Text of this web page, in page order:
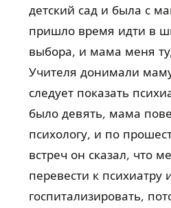
детский сад и была с
пришло время идти в
выбора, и мама меня
Учителя донимали
следует показать
было девять, мама
психологу, и по
встреч он сказал, что
перевести к психиатру
госпитализировать,